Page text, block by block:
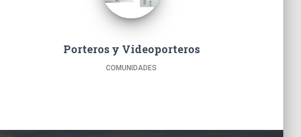
Porteros y Videoporteros
COMUNIDADES